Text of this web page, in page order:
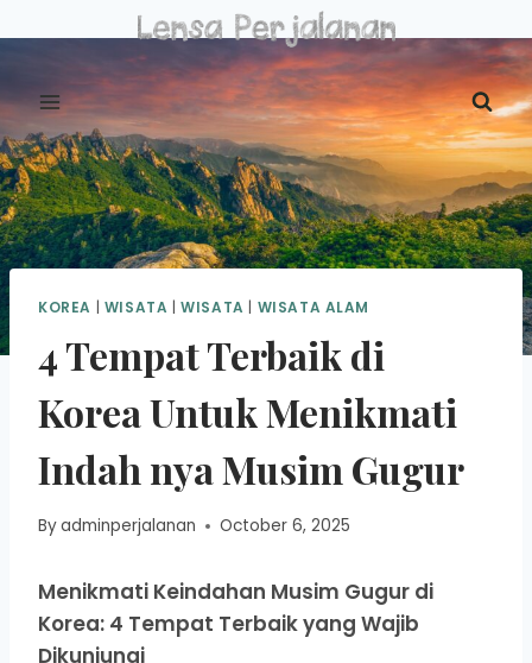
to
content
KOREA | WISATA |WISATA | WISATA ALAM
4 Tempat Terbaik di
Korea Untuk Menikmati
Indah nya Musim Gugur
Byadminperjalanan October 6, 2025
Menikmati Keindahan Musim Gugur di
Korea: 4 Tempat Terbaik yang Wajib
Dikunjungi